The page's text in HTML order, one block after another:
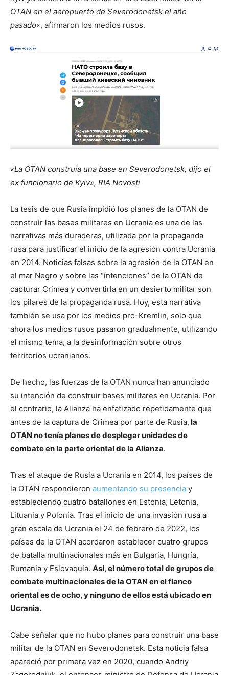
OTAN en el aeropuerto de Severodonetsk el año
pasado«, afirmaron los medios rusos.
«La OTAN construía una base en Severodonetsk, dijo el
ex funcionario de Kyiv», RIA Novosti
La tesis de que Rusia impidió los planes de la OTAN de
construir las bases militares en Ucrania es una de las
narrativas más duraderas, utilizada por la propaganda
rusa para justificar el inicio de la agresión contra Ucrania
en 2014. Noticias falsas sobre la agresión de la OTAN en
el mar Negro y sobre las “intenciones” de la OTAN de
capturar Crimea y convertirla en un desierto militar son
los pilares de la propaganda rusa. Hoy, esta narrativa
también se usa por los medios pro-Kremlin, solo que
ahora los medios rusos pasaron gradualmente, utilizando
el mismo tema, a la desinformación sobre otros
territorios ucranianos.
De hecho, las fuerzas de la OTAN nunca han anunciado
su intención de construir bases militares en Ucrania. Por
el contrario, la Alianza ha enfatizado repetidamente que
antes de la captura de Crimea por parte de Rusia, la
OTAN no tenía planes de desplegar unidades de
combate en la parte oriental de la Alianza.
Tras el ataque de Rusia a Ucrania en 2014, los países de
la OTAN respondieron aumentando su presencia y
estableciendo cuatro batallones en Estonia, Letonia,
Lituania y Polonia. Tras el inicio de una invasión rusa a
gran escala de Ucrania el 24 de febrero de 2022, los
países de la OTAN acordaron establecer cuatro grupos
de batalla multinacionales más en Bulgaria, Hungría,
Rumania y Eslovaquia. Así, el número total de grupos de
combate multinacionales de la OTAN en el flanco
oriental es de ocho, y ninguno de ellos está ubicado en
Ucrania.
Cabe señalar que no hubo planes para construir una base
militar de la OTAN en Severodonetsk. Esta noticia falsa
apareció por primera vez en 2020, cuando Andriy